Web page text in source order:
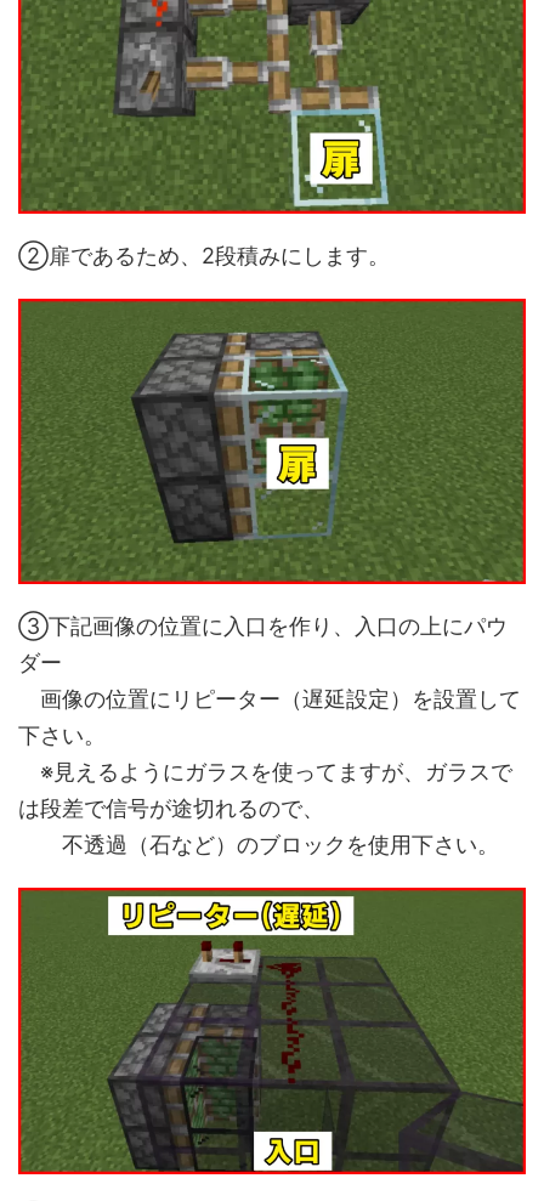
②扉であるため、2段積みにします。
③下記画像の位置に入口を作り、入口の上にパウ
ダー
画像の位置にリピーター（遅延設定）を設置して
下さい。
※見えるようにガラスを使ってますが、ガラスで
は段差で信号が途切れるので、
不透過（石など）のブロックを使用下さい。